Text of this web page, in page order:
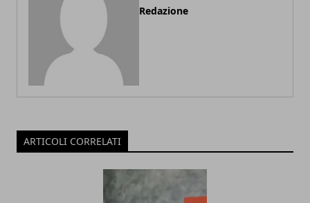
Redazione
ARTICOLI CORRELATI